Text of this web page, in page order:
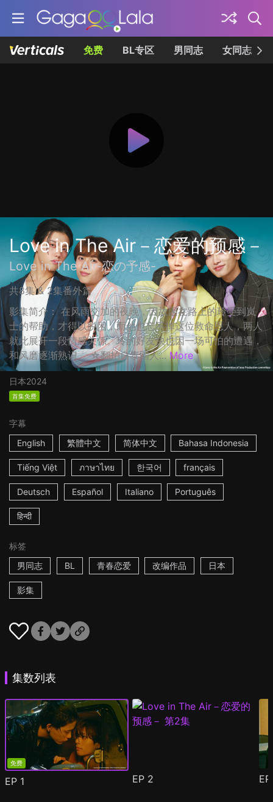
免费 BL专区 男同志 女同志
Love in The Air－恋爱的预感－
Love in The Air-恋の予感-
共8集 & 2集番外篇
影集简介： 在风雨交加的夜晚，因故困在路上的玲受到岚
士的帮助，才得以脱困，而他也忘不掉这位救命恩人，两人
就此展开一段情感关係。玲的好友快也因一场可怕的遭遇，
和风磨逐渐熟识。 ☆翻拍自泰国人... More
日本2024
首集免费
字幕
English
繁體中文 简体中文 Bahasa Indonesia
Tiếng Việt ภาษาไทย 한국어 français
Deutsch Español Italiano Português
हिन्दी
标签
男同志
BL 青春恋爱 改编作品 日本
影集
集数列表
免费
EP 1 EP 2